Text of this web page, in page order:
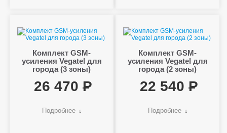
Комплект GSM-
усиления Vegatel для
города (3 зоны)
26 470
Подробнее
Комплект GSM-
усиления Vegatel для
города (2 зоны)
22 540
Подробнее